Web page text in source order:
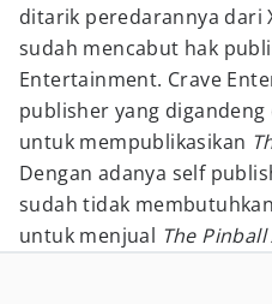
ditarik peredarannya dari
sudah mencabut hak
Entertainment. Crave
publisher yang digandeng
untuk mempublikasikan
Dengan adanya self
sudah tidak
untuk menjual The